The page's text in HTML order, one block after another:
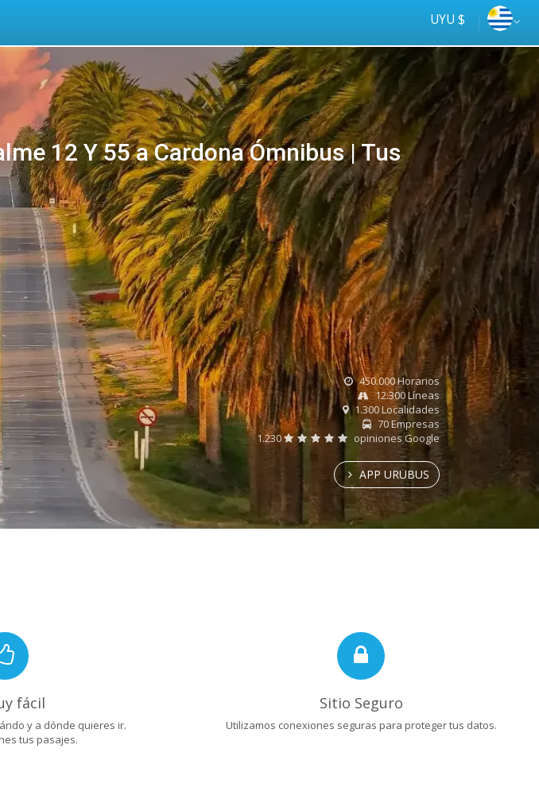
UYU $
12 Y 55 a Cardona Ómnibus | Tus
online
Tus
ómnibus
450.000 Horarios
12.300 Líneas
1.300 Localidades
70 Empresas
1.230
opiniones Google
APP URUBUS
fácil
y a dónde quieres ir.
tus pasajes.
Sitio Seguro
Utilizamos conexiones seguras para proteger tus datos.